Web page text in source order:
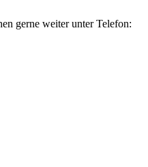
gerne weiter unter Telefon: